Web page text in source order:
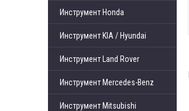
Инструмент Honda
Инструмент KIA / Hyundai
Инструмент Land Rover
Инструмент Mercedes-Benz
Инструмент Mitsubishi